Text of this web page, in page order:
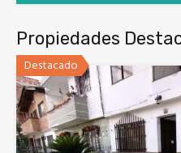
Propiedades
Destacado